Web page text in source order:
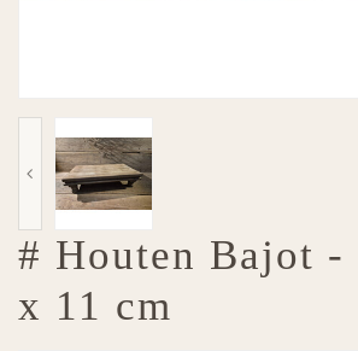
# Houten Bajot -
x 11 cm